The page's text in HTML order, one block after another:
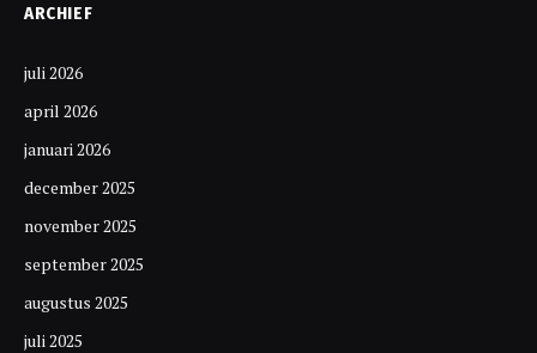
ARCHIEF
juli 2026
april 2026
januari 2026
december 2025
november 2025
september 2025
augustus 2025
juli 2025